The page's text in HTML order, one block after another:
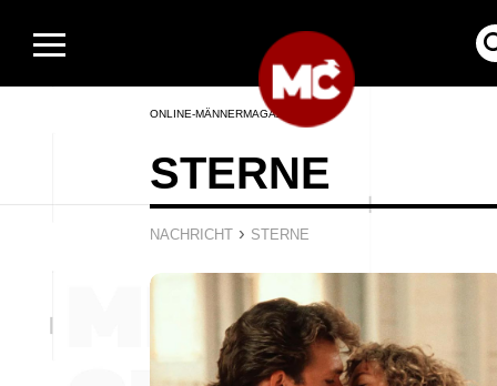
ONLINE-MÄNNERMAGAZIN
STERNE
NACHRICHT › STERNE